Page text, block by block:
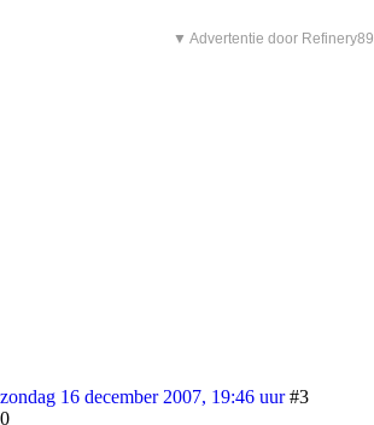
▼ Advertentie door Refinery89
zondag 16 december 2007, 19:46 uur #3
0